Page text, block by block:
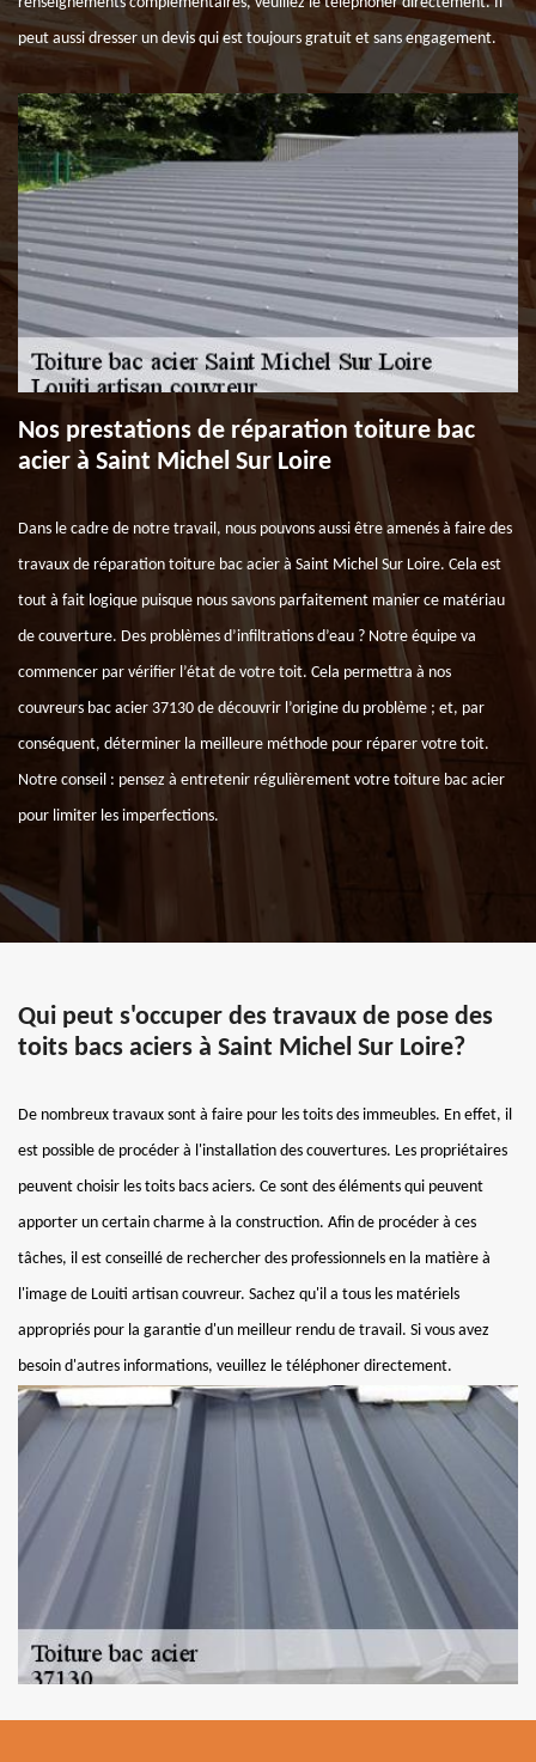
peut aussi dresser un devis qui est toujours gratuit et sans engagement.
Nos prestations de réparation toiture bac
acier à Saint Michel Sur Loire
Dans le cadre de notre travail, nous pouvons aussi être amenés à faire des
travaux de réparation toiture bac acier à Saint Michel Sur Loire. Cela est
tout à fait logique puisque nous savons parfaitement manier ce matériau
de couverture. Des problèmes d’infiltrations d’eau ? Notre équipe va
commencer par vérifier l’état de votre toit. Cela permettra à nos
couvreurs bac acier 37130 de découvrir l’origine du problème ; et, par
conséquent, déterminer la meilleure méthode pour réparer votre toit.
Notre conseil : pensez à entretenir régulièrement votre toiture bac acier
pour limiter les imperfections.
Qui peut s'occuper des travaux de pose des
toits bacs aciers à Saint Michel Sur Loire?
De nombreux travaux sont à faire pour les toits des immeubles. En effet, il
est possible de procéder à l'installation des couvertures. Les propriétaires
peuvent choisir les toits bacs aciers. Ce sont des éléments qui peuvent
apporter un certain charme à la construction. Afin de procéder à ces
tâches, il est conseillé de rechercher des professionnels en la matière à
l'image de Louiti artisan couvreur. Sachez qu'il a tous les matériels
appropriés pour la garantie d'un meilleur rendu de travail. Si vous avez
besoin d'autres informations, veuillez le téléphoner directement.